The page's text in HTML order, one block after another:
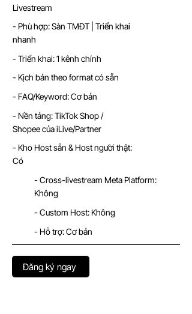
Livestream
- Phù hợp: Sàn TMĐT | Triển khai
nhanh
- Triển khai: 1 kênh chính
- Kịch bản theo format có sẵn
- FAQ/Keyword: Cơ bản
- Nền tảng: TikTok Shop /
Shopee của iLive/Partner
- Kho Host sẵn & Host người thật:
Có
- Cross-livestream Meta Platform:
Không
- Custom Host: Không
- Hỗ trợ: Cơ bản
Đăng ký ngay